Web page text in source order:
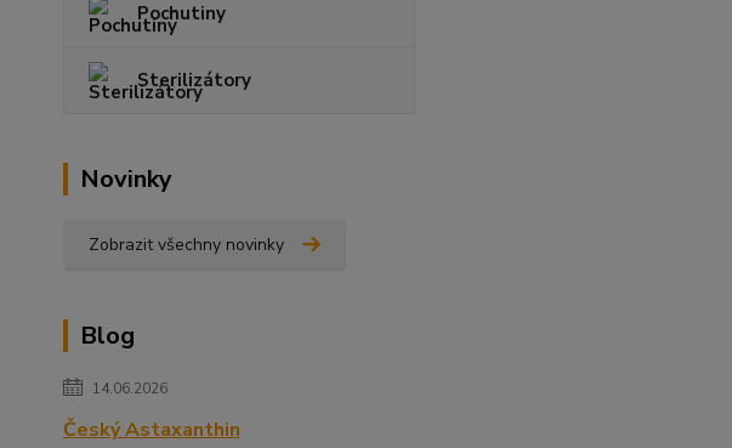
Pochutiny
Sterilizátory
Novinky
Zobrazit všechny novinky
Blog
14.06.2026
Český Astaxanthin